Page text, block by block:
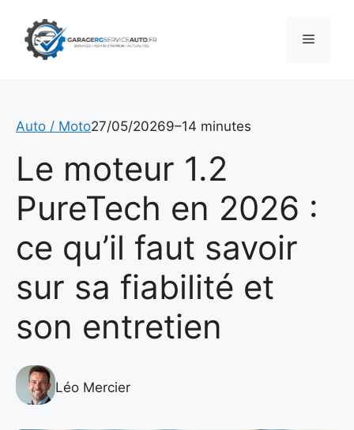
contenu
Menu
Auto / Moto27/05/20269–14 minutes
Le moteur 1.2
PureTech en 2026 :
ce qu’il faut savoir
sur sa fiabilité et
son entretien
Léo Mercier